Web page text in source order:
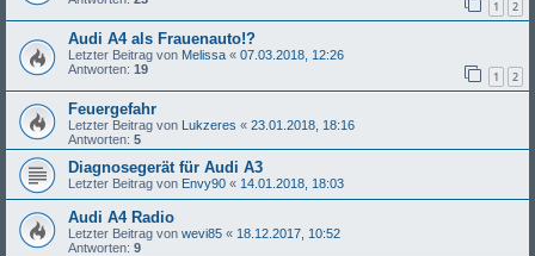
1 2
Audi A4 als Frauenauto!?
Letzter Beitrag von Melissa « 07.03.2018, 12:26
Antworten: 19 1 2
Feuergefahr
Letzter Beitrag von Lukzeres « 23.01.2018, 18:16
Antworten: 5
Diagnosegerät für Audi A3
Letzter Beitrag von Envy90 « 14.01.2018, 18:03
Audi A4 Radio
Letzter Beitrag von wevi85 « 18.12.2017, 10:52
Antworten: 9